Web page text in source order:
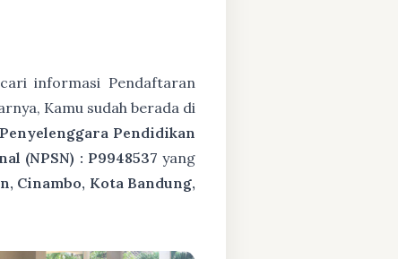
informasi Pendaftaran
Kamu sudah berada di
Pendidikan
(NPSN) : P9948537 yang
Cinambo, Kota Bandung,